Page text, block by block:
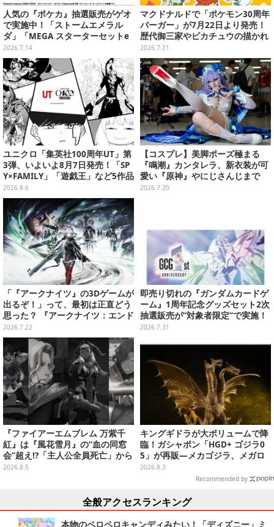
人気の『ポケカ』抽選販売がゲオ
で実施中！「ストームエメラル
ダ」「MEGA スターターセットe
x」各種の全4商品
2026.7.14
マクドナルドで「ポケモン30周年
バーガー」が7月22日より発売！
歴代御三家やピカチュウの描かれ
たオリジナルパッケージが可愛い
2026.7.21
ユニクロ「集英社100周年UT」第
3弾、いよいよ8月7日発売！「SP
Y×FAMILY」「遊戯王」など5作品
をデザイン
2026.8.6
【コスプレ】美脚ポーズ極まる
『鳴潮』カンタレラ、新衣装が可
愛い『原神』やにじさんじまで
「アコスタ池袋」美麗レイヤー11
2026.7.20
「『アークナイツ』の3Dゲームが
出るぞ！」って、最初は正直どう
思った？ 『アークナイツ：エンド
フィールド』リリース半年を機
に、4人のインフルエンサーに聞
いてみたーシリーズを“奥深く”ま
で追ってきたからこその視点【座
談会】
2026.7.22
即売り切れの『ガンダムカードゲ
ーム』1周年記念グッズセット2次
抽選販売が“対象者限定”で実施！
プレバン全会員向け3次抽選も
2026.7.31
『ファイアーエムブレム 万紫千
紅』は『風花雪月』の“血の同窓
会”超え!?「主人公全員死亡」から
始まる物語は、様々なシリーズ作
2026.8.5
キングギドラが大ボリュームで降
臨！ガシャポン「HGD+ ゴジラ0
5」が再販―メカゴジラ、メガロ
なども揃った全4種
2026.8.3
Recommended by
全般アクセスランキング
本物のペロペロキャンディみたい！「ディズニー」ミ